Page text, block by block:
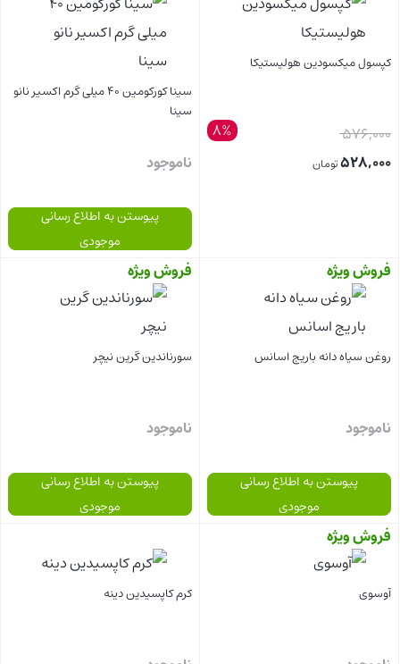
بود. فعلی:
118,000 تومان.
بود.
فعلی:
144,000 تومان.
کپسول میکسودین هولیستیکا
8% 576,000قیمت
اصلی:528,000تومان
بستن
سینا کورکومین 40 میلی گرم اکسیر نانو
سینا
ناموجود
بستن
پیوستن به اطلاع رسانی
موجودی
فروش ویژه
روغن سیاه دانه باریج اسانس
ناموجود
بستن
پیوستن به اطلاع رسانی
موجودی
فروش ویژه
سورناندین گرین نیچر
ناموجود
پیوستن به اطلاع رسانی
موجودی
فروش ویژه
آوسوی کرم کاپسیدین دینه